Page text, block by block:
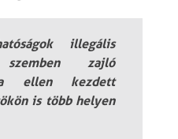
illegális
szemben zajló
ellen kezdett
is több helyen